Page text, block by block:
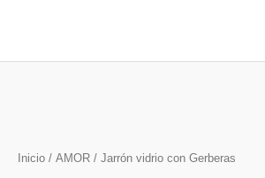
Inicio / AMOR / Jarrón vidrio con Gerberas
Gerberas